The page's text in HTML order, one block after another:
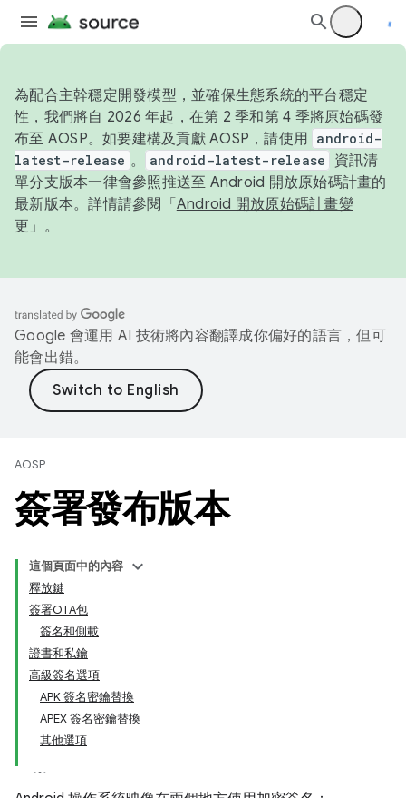
為配合主幹穩定開發模型，並確保生態系統的平台穩定
性，我們將自 2026 年起，在第 2 季和第 4 季將原始碼發
布至 AOSP。如要建構及貢獻 AOSP，請使用 android-
latest-release 。 android-latest-release
資訊清
單分支版本一律會參照推送至 Android 開放原始碼計畫的
最新版本。詳情請參閱「 Android 開放原始碼計畫變
更 」。
Google 會運用 AI 技術將內容翻譯成你偏好的語言，但可
能會出錯。
AOSP
簽署發布版本
這個頁面中的內容
釋放鍵
簽署OTA包
簽名和側載
證書和私鑰
高級簽名選項
APK 簽名密鑰替換
APEX 簽名密鑰替換
其他選項